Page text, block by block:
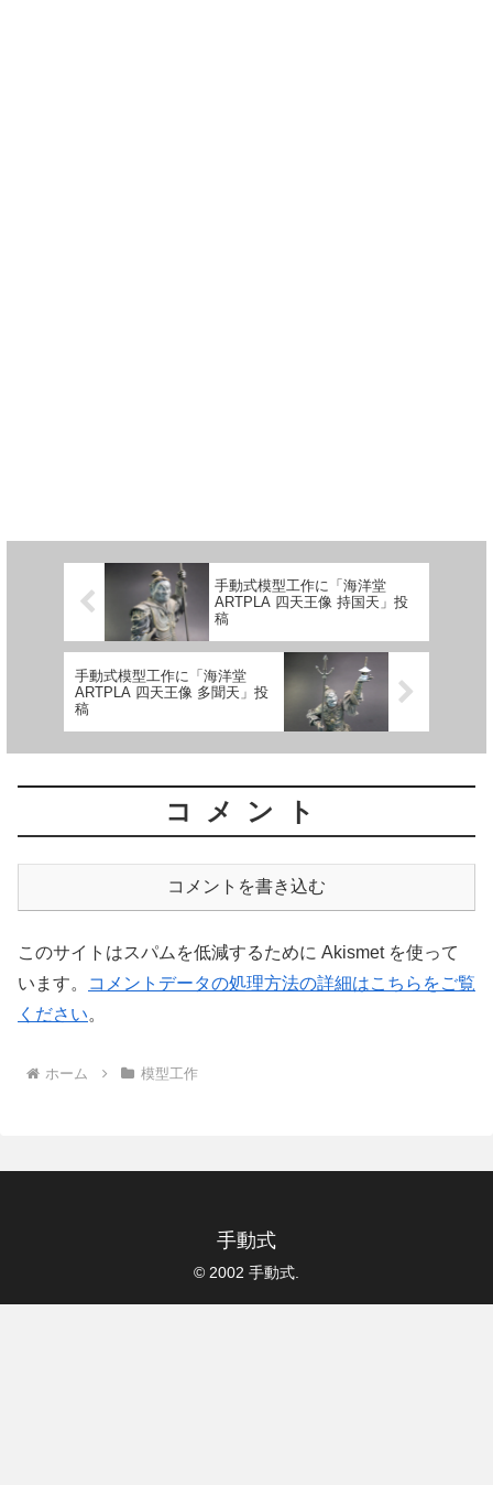
手動式模型工作に「海洋堂
ARTPLA 四天王像 持国天」投
稿
手動式模型工作に「海洋堂
ARTPLA 四天王像 多聞天」投
稿
コメント
コメントを書き込む
このサイトはスパムを低減するために Akismet を使って
います。
コメントデータの処理方法の詳細はこちらをご覧
ください。
ホーム 模型工作
手動式
© 2002 手動式.